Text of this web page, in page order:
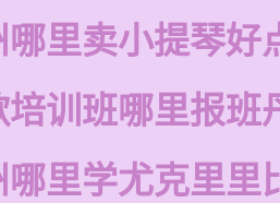
哪里卖小提琴好
培训班哪里报班
哪里学尤克里里